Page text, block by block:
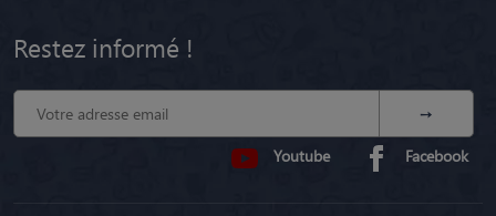
Restez informé !
Youtube Facebook